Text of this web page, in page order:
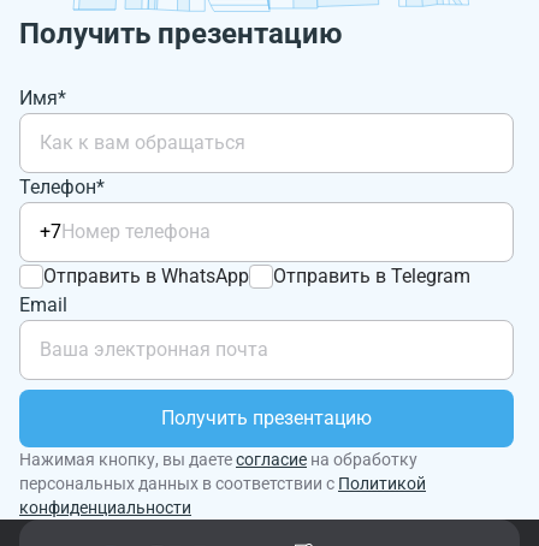
Получить презентацию
Имя*
Телефон*
+7
Отправить в WhatsApp
Отправить в Telegram
Email
Получить презентацию
Нажимая кнопку, вы даетесогласие на обработку
персональных данных в соответствии с Политикой
конфиденциальности